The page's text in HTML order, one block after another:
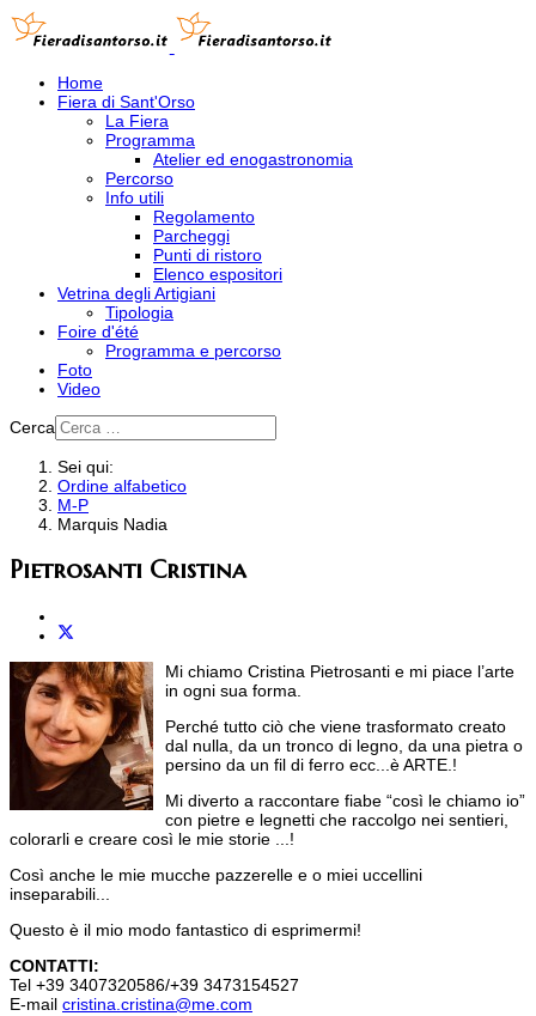
Home
Fiera di Sant'Orso
La Fiera
Programma
Atelier ed enogastronomia
Percorso
Info utili
Regolamento
Parcheggi
Punti di ristoro
Elenco espositori
Vetrina degli Artigiani
Tipologia
Foire d'été
Programma e percorso
Foto
Video
Cerca
Sei qui:
Ordine alfabetico
M-P
Marquis Nadia
Pietrosanti Cristina
Mi chiamo Cristina Pietrosanti e mi piace l’arte
in ogni sua forma.
Perché tutto ciò che viene trasformato creato
dal nulla, da un tronco di legno, da una pietra o
persino da un fil di ferro ecc...è ARTE.!
Mi diverto a raccontare fiabe “così le chiamo io”
con pietre e legnetti che raccolgo nei sentieri,
colorarli e creare così le mie storie ...!
Così anche le mie mucche pazzerelle e o miei uccellini
inseparabili...
Questo è il mio modo fantastico di esprimermi!
CONTATTI:
Tel +39 3407320586/+39 3473154527
E-mail cristina.cristina@me.com